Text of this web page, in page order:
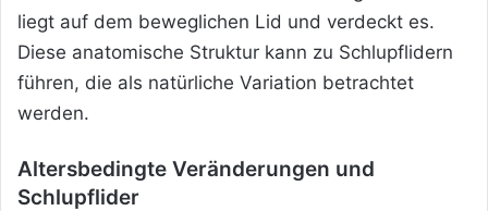
liegt auf dem beweglichen Lid und verdeckt es.
Diese anatomische Struktur kann zu Schlupflidern
führen, die als natürliche Variation betrachtet
werden.
Altersbedingte Veränderungen und
Schlupflider